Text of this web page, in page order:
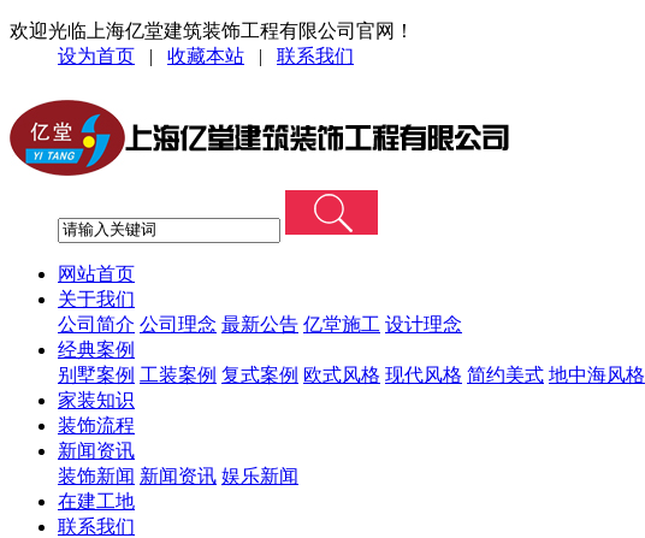
欢迎光临上海亿堂建筑装饰工程有限公司官网！
设为首页 | 收藏本站 | 联系我们
网站首页
关于我们
公司简介 公司理念 最新公告 亿堂施工 设计理念
经典案例
别墅案例 工装案例 复式案例 欧式风格 现代风格 简约美式 地中海风格
家装知识
装饰流程
新闻资讯
装饰新闻 新闻资讯 娱乐新闻
在建工地
联系我们